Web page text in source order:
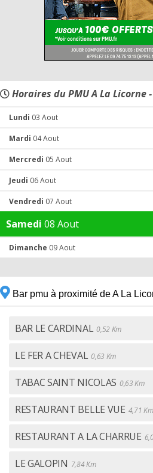
Horaires du PMU A La Licorne
Lundi 03 Aout
Mardi 04 Aout
Mercredi 05 Aout
Jeudi 06 Aout
Vendredi 07 Aout
Samedi 08 Aout
Dimanche 09 Aout
Bar pmu à proximité de A La
BAR LE CARDINAL 0,52 Km
LE FER A CHEVAL 0,63 Km
TABAC SAINT NICOLAS 0,63 Km
RESTAURANT BELLE VUE 4,71 Km
RESTAURANT A LA CHARRUE
LE GALOPIN 7,84 Km